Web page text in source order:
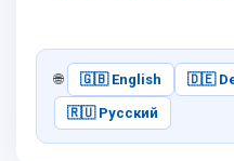
🌐 🇬🇧 English 🇩🇪
🇷🇺 Русский